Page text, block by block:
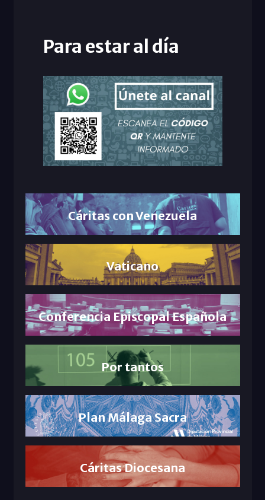
Para estar al día
Cáritas con Venezuela
Vaticano
Conferencia Episcopal Española
Por tantos
Plan Málaga Sacra
Cáritas Diocesana